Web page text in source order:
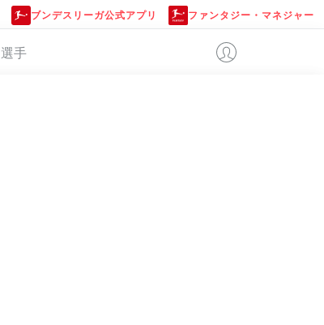
ブンデスリーガ公式アプリ ファンタジー・マネジャー
選手